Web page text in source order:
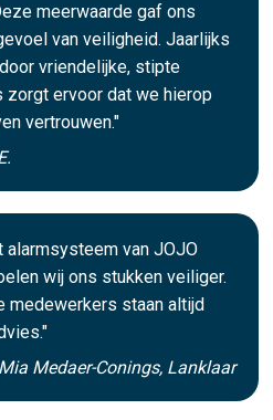
meerwaarde gaf ons
van veiligheid. Jaarlijks
vriendelijke, stipte
zorgt ervoor dat we hierop
vertrouwen."
alarmsysteem van JOJO
wij ons stukken veiliger.
medewerkers staan altijd
Medaer-Conings, Lanklaar